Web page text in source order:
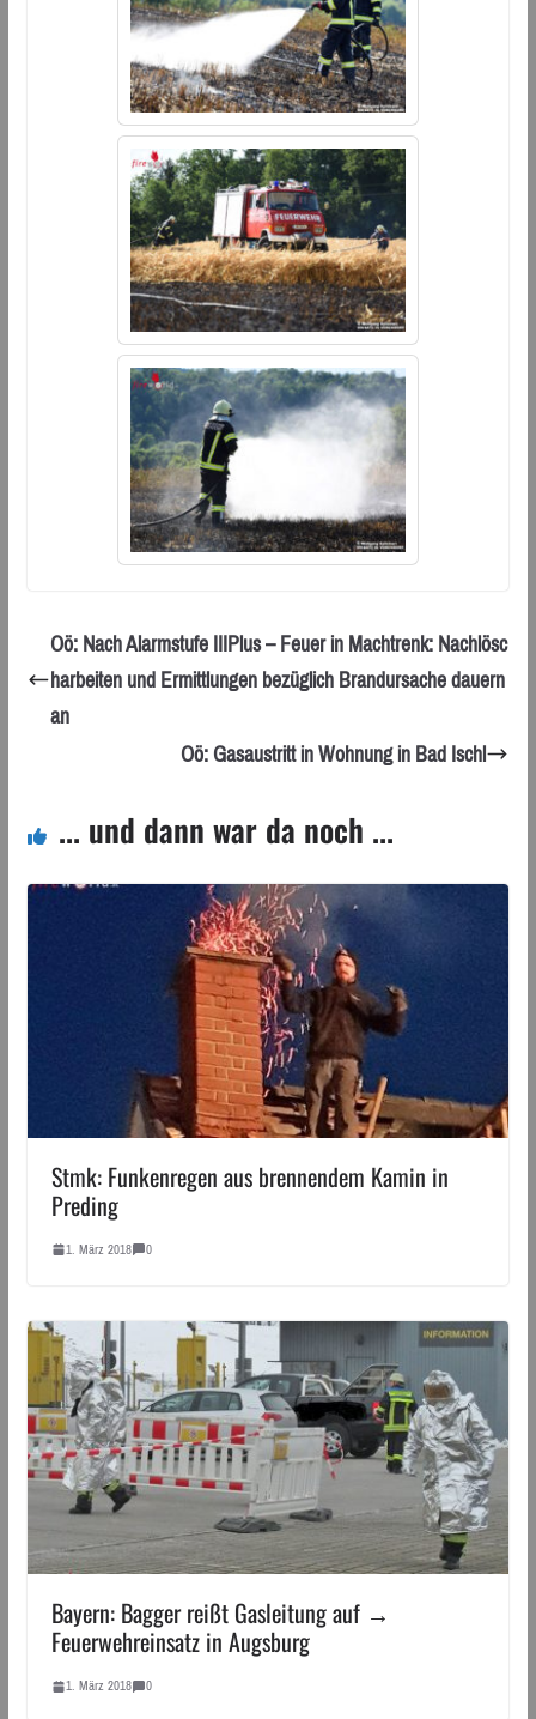
Oö: Nach Alarmstufe IIIPlus – Feuer in Machtrenk: Nachlösc
harbeiten und Ermittlungen bezüglich Brandursache dauern
an
Oö: Gasaustritt in Wohnung in Bad Ischl
... und dann war da noch ...
Stmk: Funkenregen aus brennendem Kamin in
Preding
1. März 2018 0
Bayern: Bagger reißt Gasleitung auf →
Feuerwehreinsatz in Augsburg
1. März 2018 0